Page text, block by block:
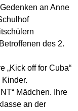
an Anne
des 2.
„Kick off for Cuba“
Mädchen. Ihre
an der